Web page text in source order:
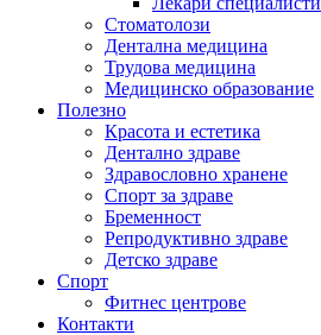
Стоматолози
Дентална медицина
Трудова медицина
Медицинско образование
Полезно
Красота и естетика
Дентално здраве
Здравословно хранене
Спорт за здраве
Бременност
Репродуктивно здраве
Детско здраве
Спорт
Фитнес центрове
Контакти